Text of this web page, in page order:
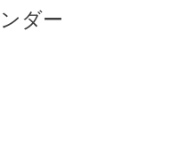
ダー